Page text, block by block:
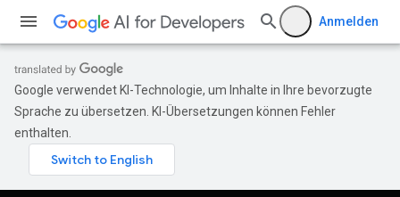
Anmelden
Google verwendet KI-Technologie, um Inhalte in Ihre bevorzugte
Sprache zu übersetzen. KI-Übersetzungen können Fehler
enthalten.